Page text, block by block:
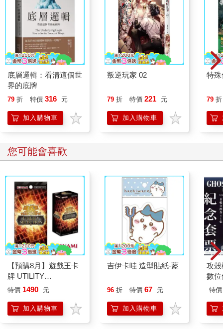
底層邏輯：看清這個世
界的底牌
79 折 特價 316 元
加入購物車
叛逆玩家 02
79 折 特價 221 元
加入購物車
特
79 折
您可能會喜歡
【預購8月】遊戲王卡
牌 UTILITY
SELECTION UT-01 補
日文版（一盒）
特價 1490 元
加入購物車
吉伊卡哇 造型貼紙-藍
96 折 特價 67 元
加入購物車
攻殼
數
特價